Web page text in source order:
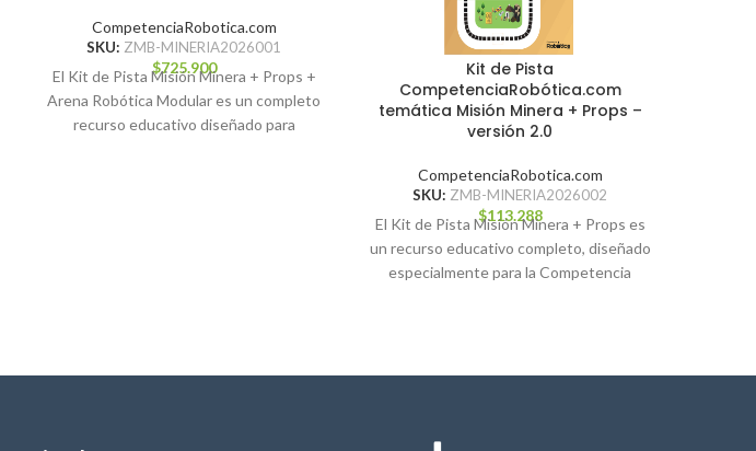
CompetenciaRobotica.com
SKU: ZMB-MINERIA2026001
$725.900
El Kit de Pista Misión Minera + Props +
Arena Robótica Modular es un completo
recurso educativo diseñado para
Kit de Pista
CompetenciaRobótica.com
temática Misión Minera + Props –
versión 2.0
CompetenciaRobotica.com
SKU: ZMB-MINERIA2026002
$113.288
El Kit de Pista Misión Minera + Props es
un recurso educativo completo, diseñado
especialmente para la Competencia